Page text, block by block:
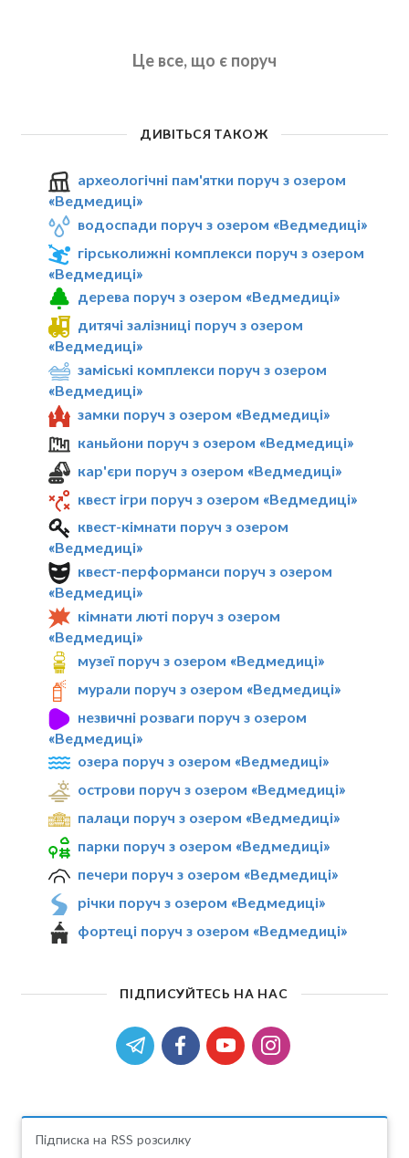
Це все, що є поруч
ДИВІТЬСЯ ТАКОЖ
археологічні пам'ятки поруч з озером
«Ведмедиці»
водоспади поруч з озером «Ведмедиці»
гірськолижні комплекси поруч з озером
«Ведмедиці»
дерева поруч з озером «Ведмедиці»
дитячі залізниці поруч з озером
«Ведмедиці»
заміські комплекси поруч з озером
«Ведмедиці»
замки поруч з озером «Ведмедиці»
каньйони поруч з озером «Ведмедиці»
кар'єри поруч з озером «Ведмедиці»
квест ігри поруч з озером «Ведмедиці»
квест-кімнати поруч з озером
«Ведмедиці»
квест-перформанси поруч з озером
«Ведмедиці»
кімнати люті поруч з озером
«Ведмедиці»
музеї поруч з озером «Ведмедиці»
мурали поруч з озером «Ведмедиці»
незвичні розваги поруч з озером
«Ведмедиці»
озера поруч з озером «Ведмедиці»
острови поруч з озером «Ведмедиці»
палаци поруч з озером «Ведмедиці»
парки поруч з озером «Ведмедиці»
печери поруч з озером «Ведмедиці»
річки поруч з озером «Ведмедиці»
фортеці поруч з озером «Ведмедиці»
ПІДПИСУЙТЕСЬ НА НАС
Підписка на RSS розсилку